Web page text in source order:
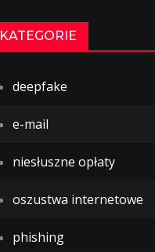
KATEGORIE
deepfake
e-mail
niesłuszne opłaty
oszustwa internetowe
phishing